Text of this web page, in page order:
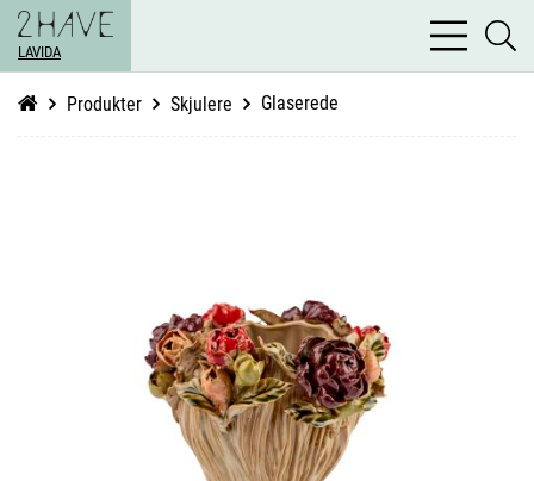
LAVIDA
bars
light
Produkter Skjulere Glaserede